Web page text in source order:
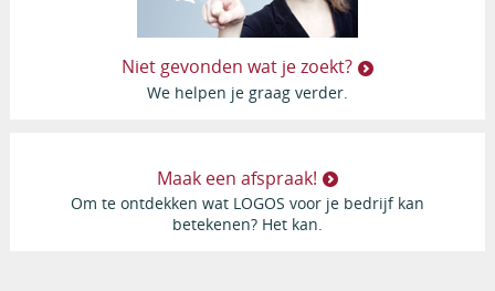
Niet gevonden wat je zoekt?
We helpen je graag verder.
Maak een afspraak!
Om te ontdekken wat LOGOS voor je bedrijf kan
betekenen? Het kan.